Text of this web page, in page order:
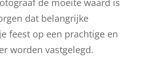
de moeite waard is
dat belangrijke
feest op een prachtige en
worden vastgelegd.